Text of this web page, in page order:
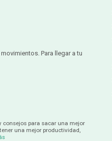
Para llegar a tu
consejos para sacar una mejor
una mejor productividad,